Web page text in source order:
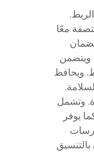
معًا
ويتضمن
ويحافظ
وتشمل
يوفر